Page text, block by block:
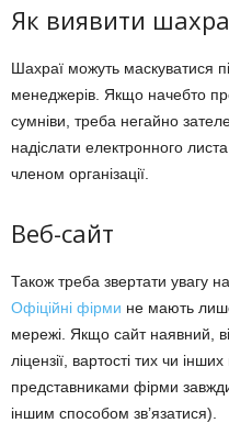
Як виявити
Шахраї можуть маскуватися
менеджерів. Якщо начебто
сумніви, треба негайно
надіслати електронного
членом організації.
Веб-сайт
Також треба звертати увагу
Офіційні фірми не мають лише
мережі. Якщо сайт наявний,
ліцензії, вартості тих чи
представниками фірми
іншим способом зв’язатися).